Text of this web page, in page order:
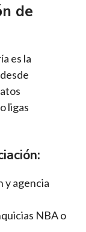
de
es la
ligas
y agencia
NBA o